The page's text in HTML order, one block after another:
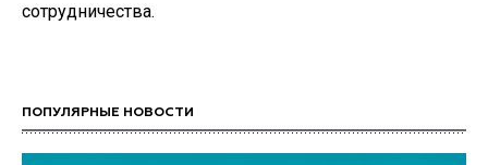
сотрудничества.
ПОПУЛЯРНЫЕ НОВОСТИ